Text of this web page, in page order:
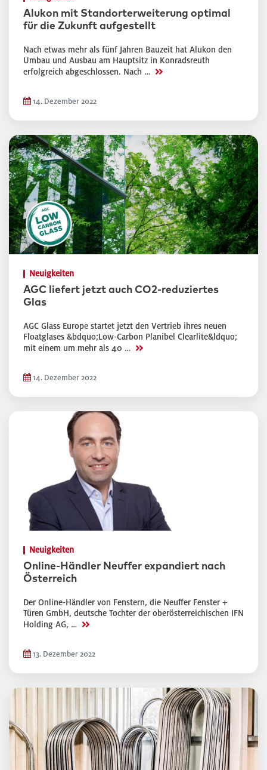
Alukon mit Standorterweiterung optimal
für die Zukunft aufgestellt
Nach etwas mehr als fünf Jahren Bauzeit hat Alukon den
Umbau und Ausbau am Hauptsitz in Konradsreuth
erfolgreich abgeschlossen. Nach … >>
14. Dezember 2022
Neuigkeiten
AGC liefert jetzt auch CO2-reduziertes
Glas
AGC Glass Europe startet jetzt den Vertrieb ihres neuen
Floatglases &bdquo;Low-Carbon Planibel Clearlite&ldquo;
mit einem um mehr als 40 … >>
14. Dezember 2022
Neuigkeiten
Online-Händler Neuffer expandiert nach
Österreich
Der Online-Händler von Fenstern, die Neuffer Fenster +
Türen GmbH, deutsche Tochter der oberösterreichischen IFN
Holding AG, … >>
13. Dezember 2022